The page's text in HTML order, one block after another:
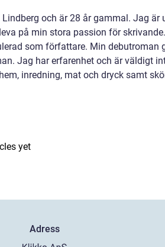
och är 28 år gammal. Jag
på min stora passion för
som författare. Min
Jag har erfarenhet och är väldigt
inredning, mat och dryck samt
yet
Adress